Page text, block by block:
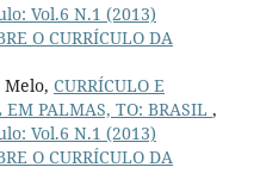
Vol.6 N.1 (2013)
O CURRÍCULO DA
Melo, CURRÍCULO E
PALMAS, TO: BRASIL ,
Vol.6 N.1 (2013)
O CURRÍCULO DA